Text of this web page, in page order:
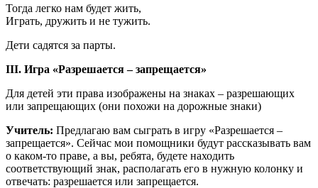
Тогда легко нам будет жить,
Играть, дружить и не тужить.
Дети садятся за парты.
III. Игра «Разрешается – запрещается»
Для детей эти права изображены на знаках – разрешающих
или запрещающих (они похожи на дорожные знаки)
Учитель: Предлагаю вам сыграть в игру «Разрешается –
запрещается». Сейчас мои помощники будут рассказывать вам
о каком-то праве, а вы, ребята, будете находить
соответствующий знак, располагать его в нужную колонку и
отвечать: разрешается или запрещается.